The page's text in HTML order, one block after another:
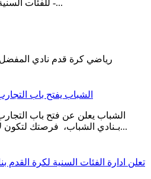
للفئات السنية في كرة القدم مواليد ( 2007 -...
رياضي كرة قدم نادي
الشباب يفتح باب
الشباب يعلن عن فتح باب
بـنادي الشباب، فرصتك لتكون لاعبًا في ⁧‫الشباب‬⁩ ‏تجارب الأداء...
تعلن ادارة الفئات السنية لكرة